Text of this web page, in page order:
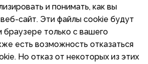
и понимать, как вы
сайт. Эти файлы cookie будут
браузере только с вашего
есть возможность отказаться
Но отказ от некоторых из этих